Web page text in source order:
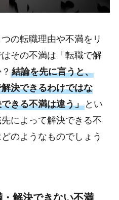
の転職理由や不満をリ
その不満は「転職で解
結論を先に言うと、
決できるわけではな
きる不満は違う」とい
によって解決できる不
のようなものでしょう
解決できない不満